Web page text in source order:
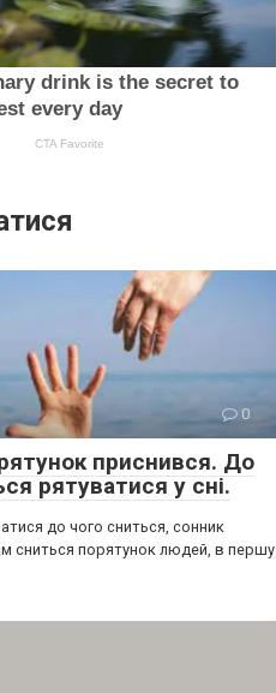
0
приснився. До
рятуватися у сні.
до чого сниться, сонник
сниться порятунок людей, в першу